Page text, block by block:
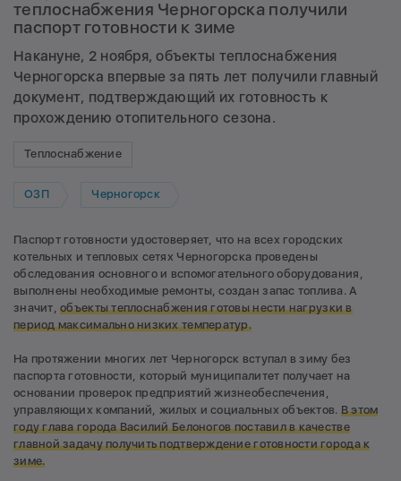
теплоснабжения Черногорска получили
паспорт готовности к зиме
Накануне, 2 ноября, объекты теплоснабжения
Черногорска впервые за пять лет получили главный
документ, подтверждающий их готовность к
прохождению отопительного сезона.
Теплоснабжение
ОЗП Черногорск
Паспорт готовности удостоверяет, что на всех городских
котельных и тепловых сетях Черногорска проведены
обследования основного и вспомогательного оборудования,
выполнены необходимые ремонты, создан запас топлива. А
значит,объекты теплоснабжения готовы нести нагрузки в
период максимально низких температур.
На протяжении многих лет Черногорск вступал в зиму без
паспорта готовности, который муниципалитет получает на
основании проверок предприятий жизнеобеспечения,
управляющих компаний, жилых и социальных объектов. В этом
году глава города Василий Белоногов поставил в качестве
главной задачу получить подтверждение готовности города к
зиме.